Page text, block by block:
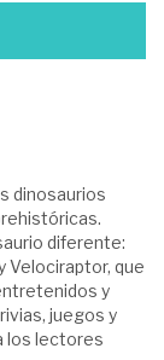
dinosaurios
diferente:
Velociraptor, que
y
juegos y
los lectores